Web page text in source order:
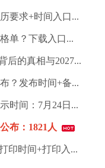
要求+时间入口...
单？下载入口...
后的真相与2027...
？发布时间+备...
时间：7月24日...
布：1821人
印时间+打印入...